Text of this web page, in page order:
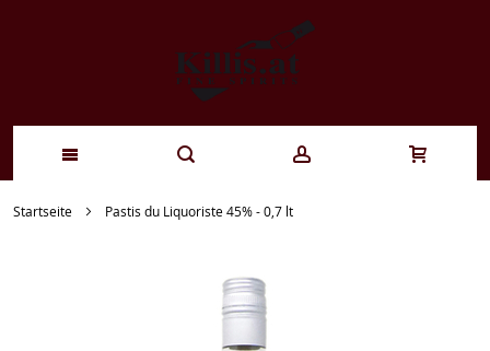
Zum
Startseite Pastis du Liquoriste 45% - 0,7 lt